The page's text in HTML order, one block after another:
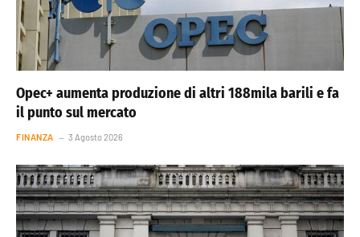
Opec+ aumenta produzione di altri 188mila barili e fa
il punto sul mercato
FINANZA 3 Agosto 2026